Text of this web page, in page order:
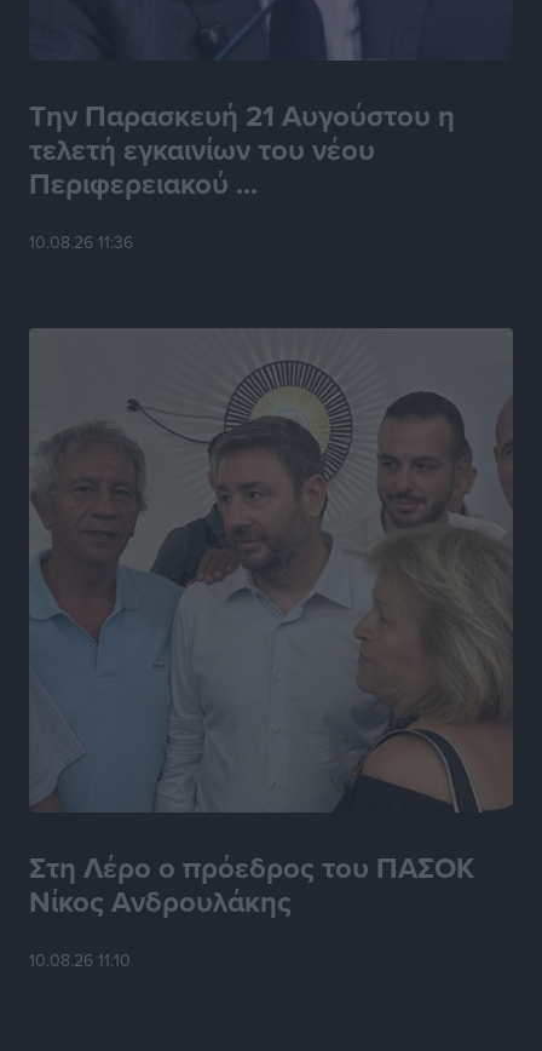
Την Παρασκευή 21 Αυγούστου η
τελετή εγκαινίων του νέου
Περιφερειακού ...
10.08.26 11:36
Στη Λέρο ο πρόεδρος του ΠΑΣΟΚ
Νίκος Ανδρουλάκης
10.08.26 11:10